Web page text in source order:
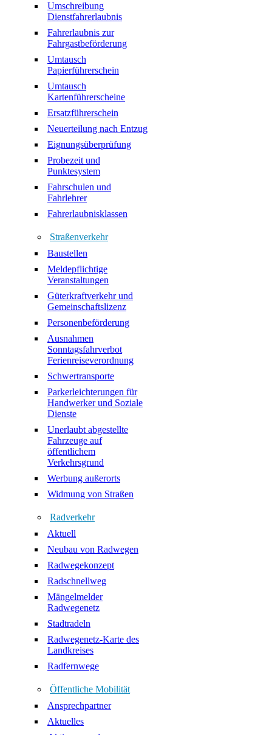
Umschreibung
Dienstfahrerlaubnis
Fahrerlaubnis zur
Fahrgastbeförderung
Umtausch
Papierführerschein
Umtausch
Kartenführerscheine
Ersatzführerschein
Neuerteilung nach Entzug
Eignungsüberprüfung
Probezeit und
Punktesystem
Fahrschulen und
Fahrlehrer
Fahrerlaubnisklassen
Straßenverkehr
Baustellen
Meldepflichtige
Veranstaltungen
Güterkraftverkehr und
Gemeinschaftslizenz
Personenbeförderung
Ausnahmen
Sonntagsfahrverbot
Ferienreiseverordnung
Schwertransporte
Parkerleichterungen für
Handwerker und Soziale
Dienste
Unerlaubt abgestellte
Fahrzeuge auf
öffentlichem
Verkehrsgrund
Werbung außerorts
Widmung von Straßen
Radverkehr
Aktuell
Neubau von Radwegen
Radwegekonzept
Radschnellweg
Mängelmelder
Radwegenetz
Stadtradeln
Radwegenetz-Karte des
Landkreises
Radfernwege
Öffentliche Mobilität
Ansprechpartner
Aktuelles